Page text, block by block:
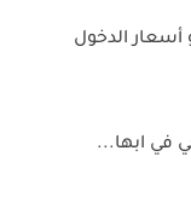
أسعار الدخول